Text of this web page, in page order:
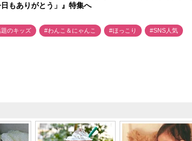
もありがとう」』特集へ
のキッズ #わんこ＆にゃんこ #ほっこり #SNS人気